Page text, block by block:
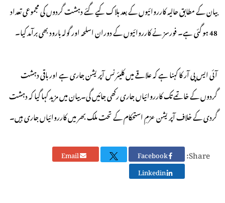
بیان کے مطابق حالیہ کارروائیوں کے بعد ہلاک کیے گئے دہشت گردوں کی مجموعی تعداد
48 ہو گئی ہے۔ فورسز نے کارروائیوں کے دوران اسلحہ اور گولہ بارود بھی برآمد کیا۔
آئی ایس پی آر کا کہنا ہے کہ علاقے میں کلیئرنس آپریشن جاری ہے اور باقی دہشت
گردوں کے خاتمے تک کارروائیاں جاری رکھی جائیں گی۔ بیان میں مزید کہا گیا کہ دہشت
گردی کے خلاف آپریشن عزمِ استحکام کے تحت ملک بھر میں کارروائیاں جاری ہیں۔
Share:
Email
Linkedin